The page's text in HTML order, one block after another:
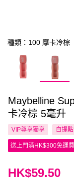
種類：100 摩卡冷棕
Maybelline
卡冷棕 5毫升
VIP尊享獨享 自提
送上門滿HK$300免運費
HK$59.50